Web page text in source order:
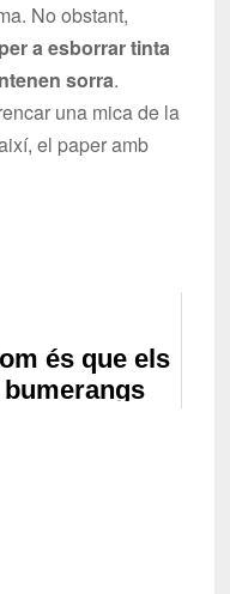
No obstant,
a esborrar tinta
sorra.
una mica de la
el paper amb
és que els
bumerangs